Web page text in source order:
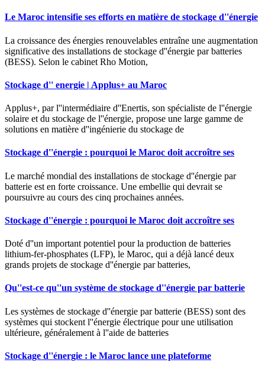
Le Maroc intensifie ses efforts en matière de stockage d''énergie
La croissance des énergies renouvelables entraîne une augmentation
significative des installations de stockage d''énergie par batteries
(BESS). Selon le cabinet Rho Motion,
Stockage d'' energie | Applus+ au Maroc
Applus+, par l''intermédiaire d''Enertis, son spécialiste de l''énergie
solaire et du stockage de l''énergie, propose une large gamme de
solutions en matière d''ingénierie du stockage de
Stockage d''énergie : pourquoi le Maroc doit accroître ses
Le marché mondial des installations de stockage d''énergie par
batterie est en forte croissance. Une embellie qui devrait se
poursuivre au cours des cinq prochaines années.
Stockage d''énergie : pourquoi le Maroc doit accroître ses
Doté d''un important potentiel pour la production de batteries
lithium-fer-phosphates (LFP), le Maroc, qui a déjà lancé deux
grands projets de stockage d''énergie par batteries,
Qu''est-ce qu''un système de stockage d''énergie par batterie
Les systèmes de stockage d''énergie par batterie (BESS) sont des
systèmes qui stockent l''énergie électrique pour une utilisation
ultérieure, généralement à l''aide de batteries
Stockage d''énergie : le Maroc lance une plateforme